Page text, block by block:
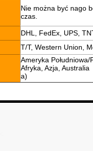
Nie można być nago
czas.
DHL, FedEx, UPS,
T/T, Western Union,
Ameryka Południowa/
Afryka, Azja, Australia
a)